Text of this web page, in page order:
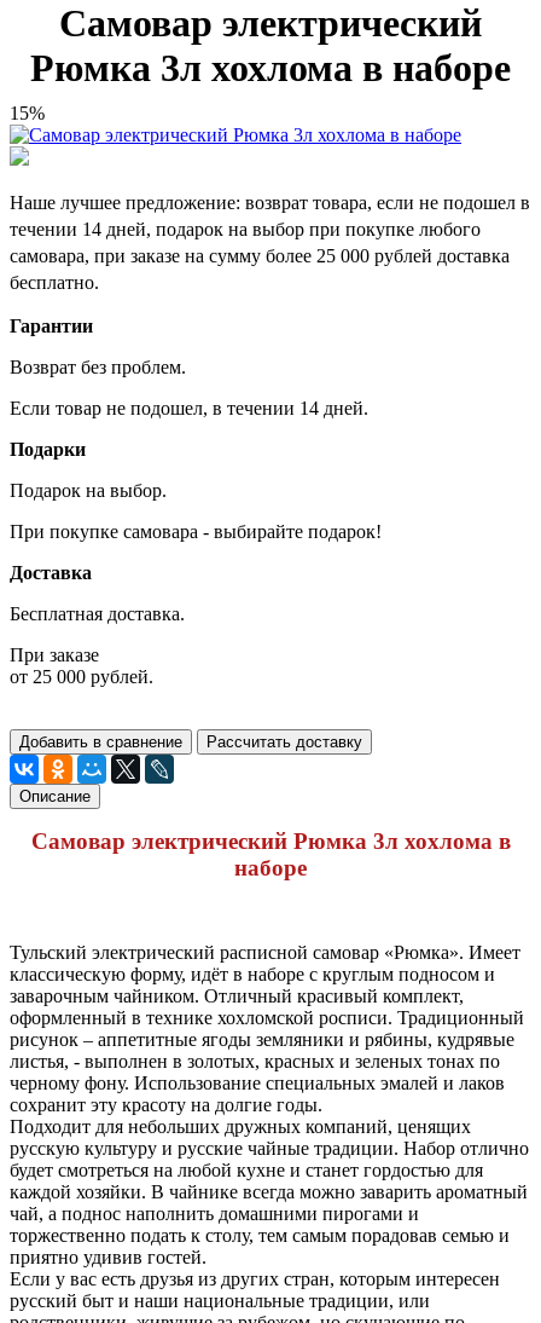
Самовар электрический
Рюмка 3л хохлома в наборе
15%
Наше лучшее предложение: возврат товара, если не подошел в
течении 14 дней, подарок на выбор при покупке любого
самовара, при заказе на сумму более 25 000 рублей доставка
бесплатно.
Гарантии
Возврат без проблем.
Если товар не подошел, в течении 14 дней.
Подарки
Подарок на выбор.
При покупке самовара - выбирайте подарок!
Доставка
Бесплатная доставка.
При заказе
от 25 000 рублей.
Добавить в сравнение Рассчитать доставку
Описание
Самовар электрический Рюмка 3л хохлома в
наборе
Тульский электрический расписной самовар «Рюмка». Имеет
классическую форму, идёт в наборе с круглым подносом и
заварочным чайником. Отличный красивый комплект,
оформленный в технике хохломской росписи. Традиционный
рисунок – аппетитные ягоды земляники и рябины, кудрявые
листья, - выполнен в золотых, красных и зеленых тонах по
черному фону. Использование специальных эмалей и лаков
сохранит эту красоту на долгие годы.
Подходит для небольших дружных компаний, ценящих
русскую культуру и русские чайные традиции. Набор отлично
будет смотреться на любой кухне и станет гордостью для
каждой хозяйки. В чайнике всегда можно заварить ароматный
чай, а поднос наполнить домашними пирогами и
торжественно подать к столу, тем самым порадовав семью и
приятно удивив гостей.
Если у вас есть друзья из других стран, которым интересен
русский быт и наши национальные традиции, или